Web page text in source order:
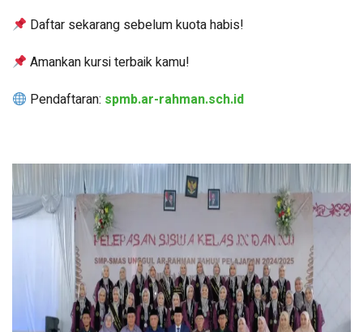
Daftar sekarang sebelum kuota habis!
Amankan kursi terbaik kamu!
Pendaftaran: spmb.ar-rahman.sch.id